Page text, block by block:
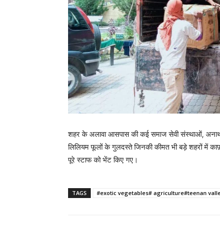
शहर के अलावा आसपास की कई समाज सेवी संस्थाओं, अनाथ
लिलियम फूलों के गुलदस्ते जिनकी कीमत भी बड़े शहरों में
पूरे स्टाफ को भेंट किए गए।
TAGS #exotic vegetables# agriculture#teenan